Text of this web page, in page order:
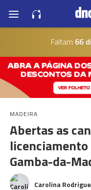
Faltam 66
MADEIRA
Abertas as
Gamba-da-
Carolina